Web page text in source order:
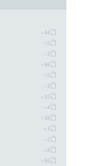
» 44
» 5
» 3
» 66
» 5
» 3
» 10
» 4
» 38
» 3
» 2
» 8
» 56